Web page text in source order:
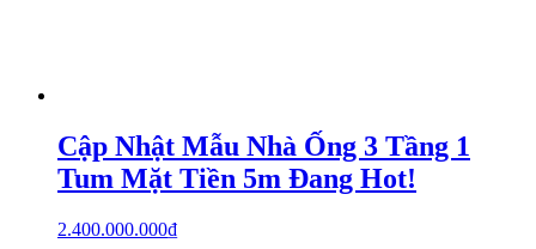
Cập Nhật Mẫu Nhà Ống 3 Tầng 1
Tum Mặt Tiền 5m Đang Hot!
2.400.000.000₫